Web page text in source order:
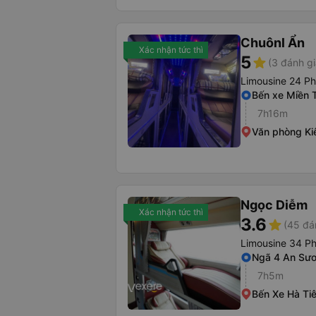
Xác nhận tức thì Chuônl Ẩn
5star (3 đánh
Limousine 24
Bến xe Miền
7h16m
Văn phòng
Xác nhận tức thì Ngọc Diễm
3.6star (45
Limousine 34
Ngã 4 An
7h5m
Bến Xe Hà